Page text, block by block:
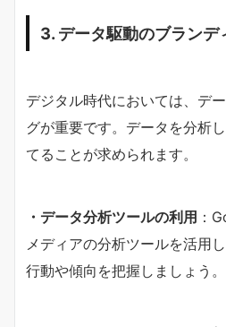
3. データ駆動のブランデ
デジタル時代においては、デ
グが重要です。データを分析
てることが求められます。
・データ分析ツールの利用 ：
メディアの分析ツールを活用
行動や傾向を把握しましょう。